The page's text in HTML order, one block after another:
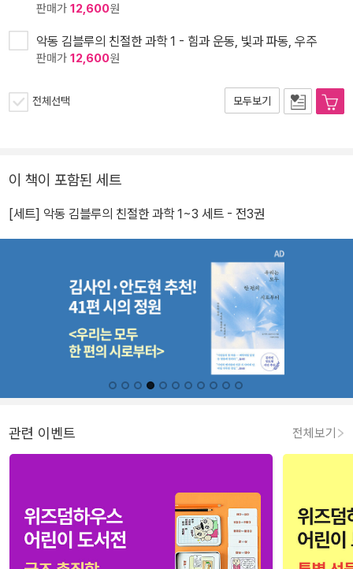
판매가 12,600원
악동 김블루의 친절한 과학 1 - 힘과 운동, 빛과 파동, 우주
판매가 12,600원
전체선택 모두보기
이 책이 포함된 세트
[세트] 악동 김블루의 친절한 과학 1~3 세트 - 전3권
관련 이벤트 전체보기